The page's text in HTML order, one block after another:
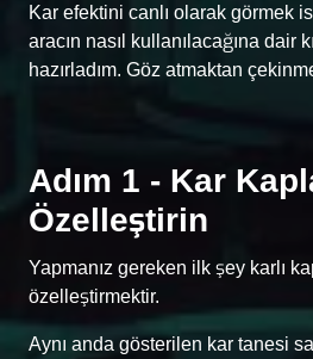
Kar efektini canlı olarak görmek
aracın nasıl kullanılacağına dair
hazırladım. Göz atmaktan
Adım 1 - Kar
Özelleştirin
Yapmanız gereken ilk şey karlı
özelleştirmektir.
Aynı anda gösterilen kar tanesi